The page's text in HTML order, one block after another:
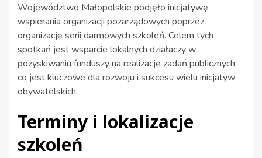
Województwo Małopolskie podjęło inicjatywę
wspierania organizacji pozarządowych poprzez
organizację serii darmowych szkoleń. Celem tych
spotkań jest wsparcie lokalnych działaczy w
pozyskiwaniu funduszy na realizację zadań publicznych,
co jest kluczowe dla rozwoju i sukcesu wielu inicjatyw
obywatelskich.
Terminy i lokalizacje
szkoleń